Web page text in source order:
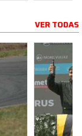
VER TODAS